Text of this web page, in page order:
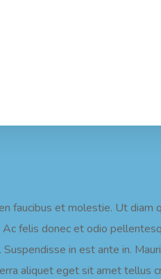
faucibus et molestie. Ut
felis donec et odio
in est ante in.
aliquet eget sit amet tellus